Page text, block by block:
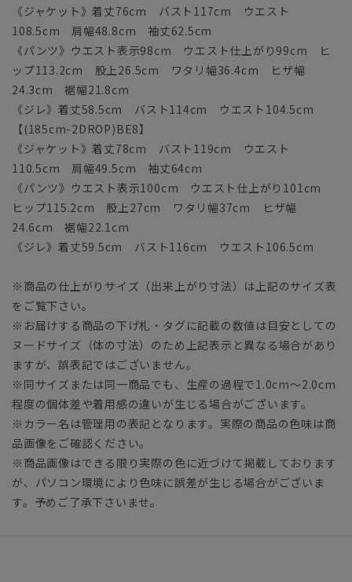
《ジャケット》着丈76cm バスト117cm ウエスト
108.5cm 肩幅48.8cm 袖丈62.5cm
《パンツ》ウエスト表示98cm ウエスト仕上がり99cm ヒ
ップ113.2cm 股上26.5cm ワタリ幅36.4cm ヒザ幅
24.3cm 裾幅21.8cm
《ジレ》着丈58.5cm バスト114cm ウエスト104.5cm
【(185cm-2DROP)BE8】
《ジャケット》着丈78cm バスト119cm ウエスト
110.5cm 肩幅49.5cm 袖丈64cm
《パンツ》ウエスト表示100cm ウエスト仕上がり101cm
ヒップ115.2cm 股上27cm ワタリ幅37cm ヒザ幅
24.6cm 裾幅22.1cm
《ジレ》着丈59.5cm バスト116cm ウエスト106.5cm
※商品の仕上がりサイズ（出来上がり寸法）は上記のサイズ表
をご覧下さい。
※お届けする商品の下げ札・タグに記載の数値は目安としての
ヌードサイズ（体の寸法）のため上記表示と異なる場合があり
ますが、誤表記ではございません。
※同サイズまたは同一商品でも、生産の過程で1.0cm～2.0cm
程度の個体差や着用感の違いが生じる場合がございます。
※カラー名は管理用の表記となります。実際の商品の色味は商
品画像をご確認ください。
※商品画像はできる限り実際の色に近づけて掲載しております
が、パソコン環境により色味に誤差が生じる場合がございま
す。予めご了承下さいませ。